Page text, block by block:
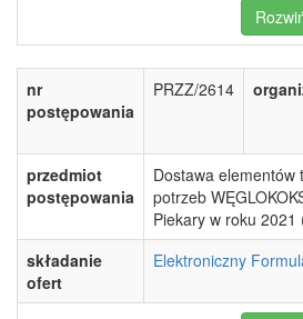
nr
postępowania
PRZZ/2614
przedmiot
postępowania
Dostawa elementów
potrzeb
Piekary w roku
składanie
ofert
Elektroniczny